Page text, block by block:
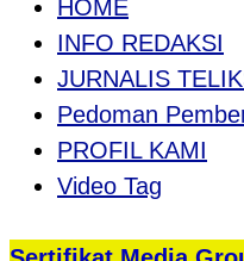
HOME
INFO REDAKSI
JURNALIS
Pedoman
PROFIL KAMI
Video Tag